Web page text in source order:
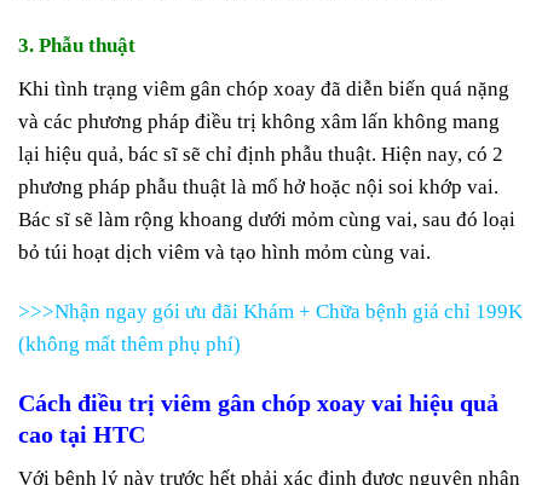
3. Phẫu thuật
Khi tình trạng viêm gân chóp xoay đã diễn biến quá nặng
và các phương pháp điều trị không xâm lấn không mang
lại hiệu quả, bác sĩ sẽ chỉ định phẫu thuật. Hiện nay, có 2
phương pháp phẫu thuật là mổ hở hoặc nội soi khớp vai.
Bác sĩ sẽ làm rộng khoang dưới mỏm cùng vai, sau đó loại
bỏ túi hoạt dịch viêm và tạo hình mỏm cùng vai.
>>>Nhận ngay gói ưu đãi Khám + Chữa bệnh giá chỉ 199K
(không mất thêm phụ phí)
Cách điều trị viêm gân chóp xoay vai hiệu quả
cao tại HTC
Với bệnh lý này trước hết phải xác định được nguyên nhân